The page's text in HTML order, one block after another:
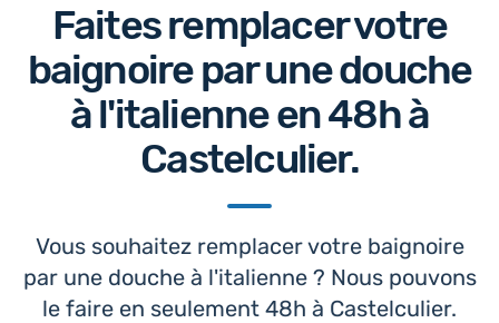
Faites remplacer votre
baignoire parune douche
à l'italienne en 48hà
Castelculier.
Vous souhaitez remplacer votre baignoire
par une douche à l'italienne ? Nous pouvons
le faire en seulement 48h à Castelculier.